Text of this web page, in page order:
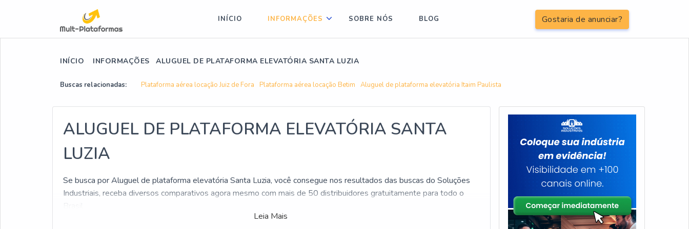
Gostaria de anunciar?
INÍCIO INFORMAÇÕES SOBRE NÓS BLOG
INÍCIO INFORMAÇÕES ALUGUEL DE PLATAFORMA ELEVATÓRIA SANTA LUZIA
Buscas relacionadas: Plataforma aérea locação Juiz de Fora Plataforma aérea locação Betim Aluguel de plataforma elevatória Itaim Paulista
ALUGUEL DE PLATAFORMA ELEVATÓRIA SANTA
LUZIA
Se busca por Aluguel de plataforma elevatória Santa Luzia, você consegue nos resultados das buscas do Soluções
Industriais, receba diversos comparativos agora mesmo com mais de 50 distribuidores gratuitamente para todo o
Leia Mais